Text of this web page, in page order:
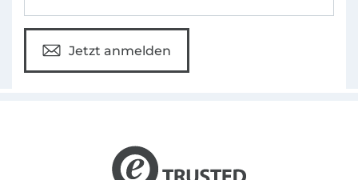
Jetzt anmelden